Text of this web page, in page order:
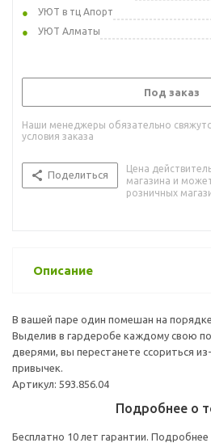
УЮТ в тц Апорт
УЮТ Алматы
Под заказ
Наши менеджеры обязательно
условия заказа
Поделиться
Цена
магазина и
розничных
Описание
В вашей паре один помешан на
Выделив в гардеробе каждому свою
дверями, вы перестанете ссориться
привычек.
Артикул: 593.856.04
Подробнее о
Бесплатно 10 лет гарантии.